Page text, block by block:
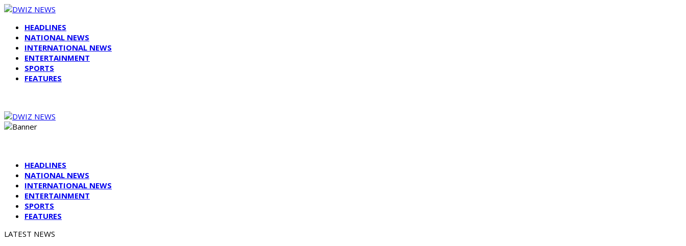
HEADLINES
NATIONAL NEWS
INTERNATIONAL NEWS
ENTERTAINMENT
SPORTS
FEATURES
HEADLINES
NATIONAL NEWS
INTERNATIONAL NEWS
ENTERTAINMENT
SPORTS
FEATURES
LATEST NEWS